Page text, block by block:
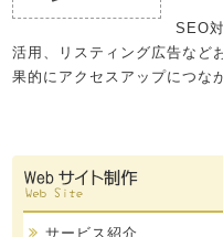
SEO
活用、リスティング広告など
果的にアクセスアップにつな
サービス紹介